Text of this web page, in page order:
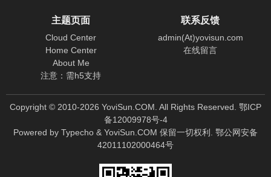
主题页面
Cloud Center
Home Center
About Me
注意：需h5支持
联系反馈
admin(At)yovisun.com
在线留言
Copyright © 2010-2026 YoviSun.COM. All Rights Reserved. 鄂ICP
备12009978号-4
Powered by Typecho & YoviSun.COM 保留一切权利. 鄂公网安备
42011102000464号